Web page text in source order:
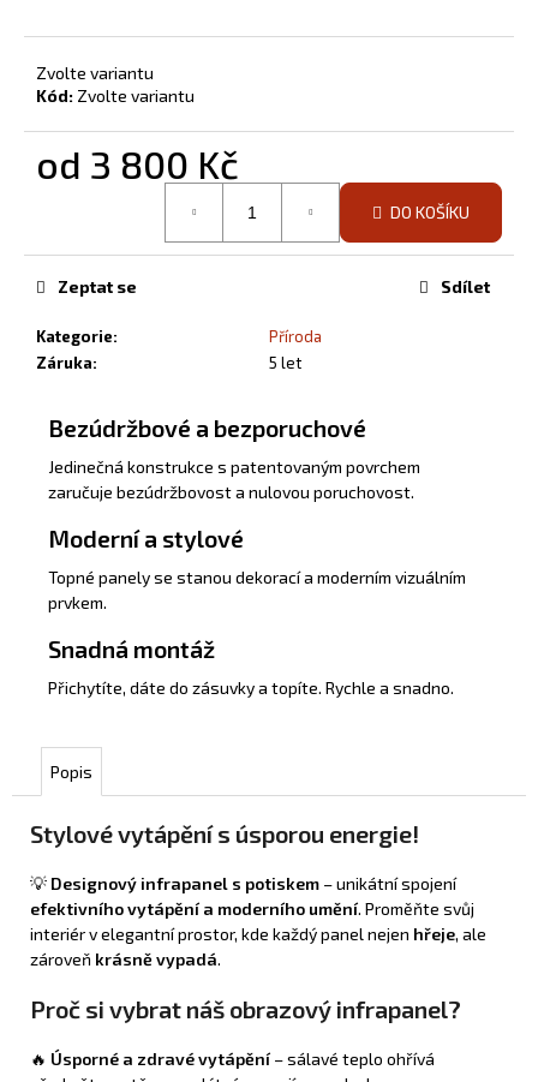
Zvolte variantu
Kód: Zvolte variantu
od 3 800 Kč
DO KOŠÍKU
Kategorie:
Příroda
Záruka: 5 let
Zeptat se Sdílet
Bezúdržbové a bezporuchové
Jedinečná konstrukce s patentovaným povrchem
zaručuje bezúdržbovost a nulovou poruchovost.
Moderní a stylové
Topné panely se stanou dekorací a moderním vizuálním
prvkem.
Snadná montáž
Přichytíte, dáte do zásuvky a topíte. Rychle a snadno.
Popis
Stylové vytápění s úsporou energie!
💡 Designový infrapanel s potiskem – unikátní spojení
efektivního vytápění a moderního umění. Proměňte svůj
interiér v elegantní prostor, kde každý panel nejen hřeje, ale
zároveň krásně vypadá.
Proč si vybrat náš obrazový infrapanel?
🔥 Úsporné a zdravé vytápění – sálavé teplo ohřívá